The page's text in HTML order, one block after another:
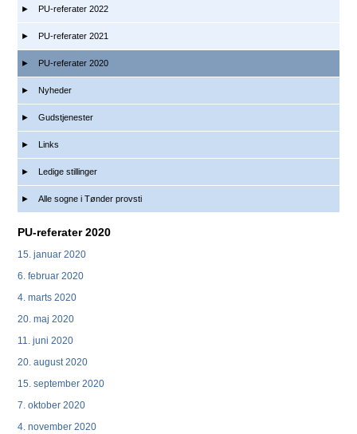
PU-referater 2022
PU-referater 2021
PU-referater 2020
Nyheder
Gudstjenester
Links
Ledige stillinger
Alle sogne i Tønder provsti
PU-referater 2020
15. januar 2020
6. februar 2020
4. marts 2020
20. maj 2020
11. juni 2020
20. august 2020
15. september 2020
7. oktober 2020
4. november 2020